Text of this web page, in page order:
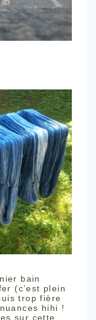
bain
(c’est plein
trop fière
hihi !
sur cette